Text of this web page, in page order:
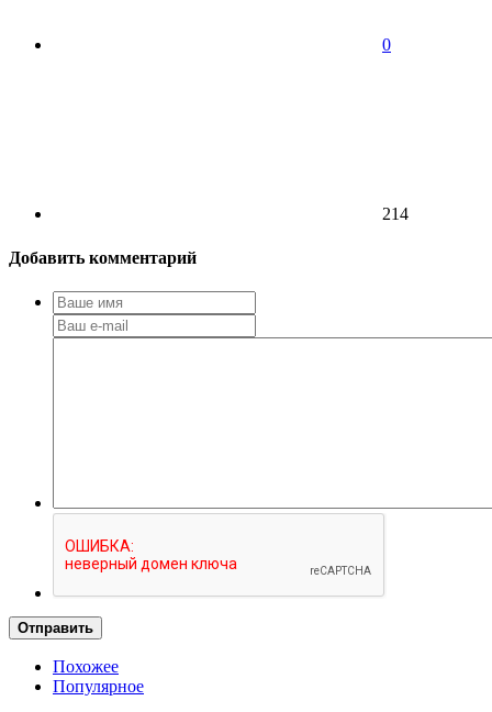
0
214
Добавить комментарий
Отправить
Похожее
Популярное